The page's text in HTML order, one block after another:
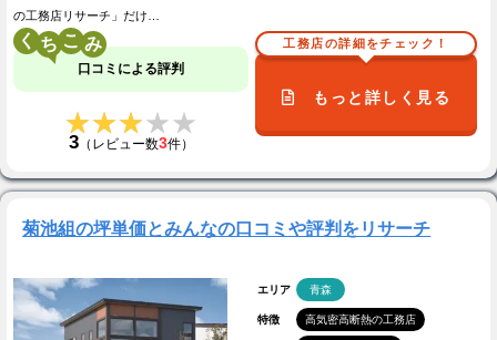
の工務店リサーチ」だけ…
く こ
口コミによる評判
★★★★★
★★★★★
3（レビュー数3件）
工務店の詳細をチェック！
もっと詳しく見る
菊池組の坪単価とみんなの口コミや評判をリサーチ
エリア 青森
特徴 高気密高断熱の工務店